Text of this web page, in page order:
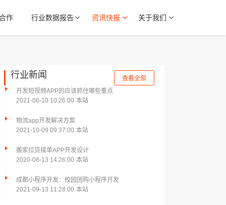
作 行业数据报告 资讯快报 关于我们
行业新闻
查看全部
开发短视频APP的应该抓住哪些重点
2021-06-10 10:26:00 本站
物流app开发解决方案
2021-10-09 09:37:00 本站
搬家拉货接单APP开发设计
2020-08-13 14:26:00 本站
成都小程序开发：校园团购小程序开发
2021-09-13 11:28:00 本站